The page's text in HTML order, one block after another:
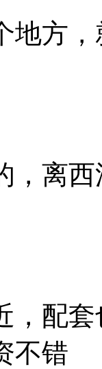
地方
，离
，配
不错